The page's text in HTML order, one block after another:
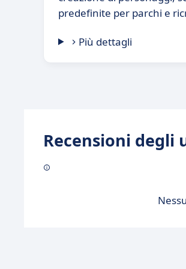
predefinite per parchi e
Più dettagli
Recensioni degli